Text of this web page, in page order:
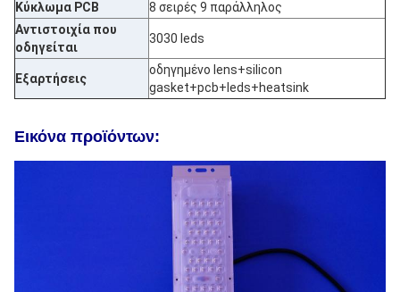
Κύκλωμα PCB
8 σειρές 9 παράλληλος
Αντιστοιχία που
οδηγείται
3030 leds
Εξαρτήσεις
οδηγημένο lens+silicon
gasket+pcb+leds+heatsink
Εικόνα προϊόντων: